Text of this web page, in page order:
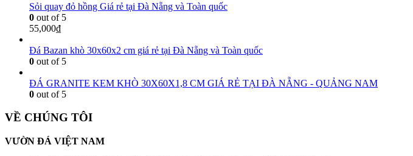
Sỏi quay đỏ hồng Giá rẻ tại Đà Nẵng và Toàn quốc
0 out of 5
55,000₫
Đá Bazan khò 30x60x2 cm giá rẻ tại Đà Nẵng và Toàn quốc
0 out of 5
ĐÁ GRANITE KEM KHÒ 30X60X1,8 CM GIÁ RẺ TẠI ĐÀ NẴNG - QUẢNG NAM
0 out of 5
VỀ CHÚNG TÔI
VƯỜN ĐÁ VIỆT NAM